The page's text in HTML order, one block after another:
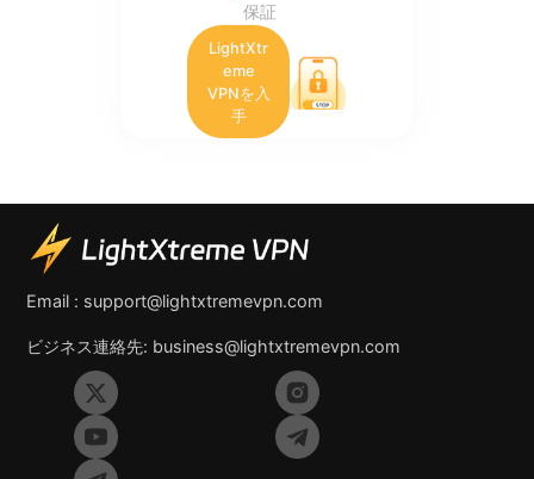
保証
LightXtr
eme
VPNを入
手
Email : support@lightxtremevpn.com
ビジネス連絡先: business@lightxtremevpn.com